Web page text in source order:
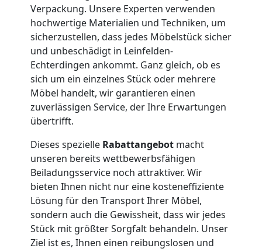
Verpackung. Unsere Experten verwenden
hochwertige Materialien und Techniken, um
sicherzustellen, dass jedes Möbelstück sicher
und unbeschädigt in Leinfelden-
Echterdingen ankommt. Ganz gleich, ob es
sich um ein einzelnes Stück oder mehrere
Möbel handelt, wir garantieren einen
zuverlässigen Service, der Ihre Erwartungen
übertrifft.
Dieses spezielle Rabattangebot macht
unseren bereits wettbewerbsfähigen
Beiladungsservice noch attraktiver. Wir
bieten Ihnen nicht nur eine kosteneffiziente
Lösung für den Transport Ihrer Möbel,
sondern auch die Gewissheit, dass wir jedes
Stück mit größter Sorgfalt behandeln. Unser
Ziel ist es, Ihnen einen reibungslosen und
Service-
Umzug
Wolfsberg
Qualitäts-
Umzüge
Wolfsberg
Vereinsumzug